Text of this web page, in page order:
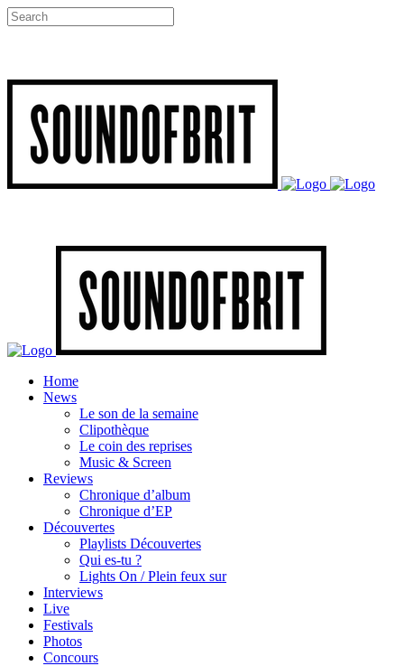
Home
News
Le son de la semaine
Clipothèque
Le coin des reprises
Music & Screen
Reviews
Chronique d’album
Chronique d’EP
Découvertes
Playlists Découvertes
Qui es-tu ?
Lights On / Plein feux sur
Interviews
Live
Festivals
Photos
Concours